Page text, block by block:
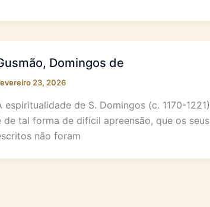
Domingos de
23, 2026
espiritualidade de S. Domingos (c. 1170-1221)
de tal forma de difícil apreensão, que os seus
não foram